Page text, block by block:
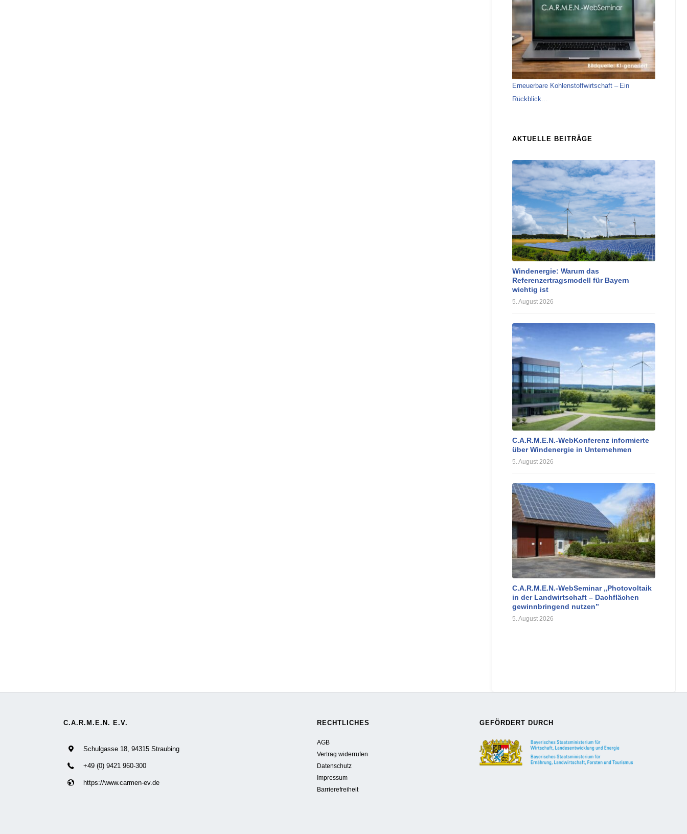
Erneuerbare Kohlenstoffwirtschaft – Ein
Rückblick…
AKTUELLE BEITRÄGE
Windenergie: Warum das
Referenzertragsmodell für Bayern
wichtig ist
5. August 2026
C.A.R.M.E.N.-WebKonferenz informierte
über Windenergie in Unternehmen
5. August 2026
C.A.R.M.E.N.-WebSeminar „Photovoltaik
in der Landwirtschaft – Dachflächen
gewinnbringend nutzen”
5. August 2026
C.A.R.M.E.N. E.V.
Schulgasse 18, 94315 Straubing
+49 (0) 9421 960-300
https://www.carmen-ev.de
RECHTLICHES
AGB
Vertrag widerrufen
Datenschutz
Impressum
Barrierefreiheit
GEFÖRDERT DURCH